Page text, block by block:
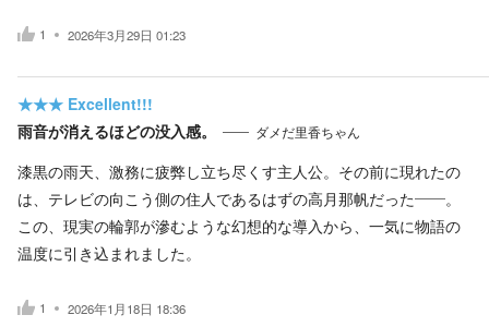
1 2026年3月29日 01:23
★★★ Excellent!!!
雨音が消えるほどの没入感。
ダメだ里香ちゃん
漆黒の雨天、激務に疲弊し立ち尽くす主人公。その前に現れたの
は、テレビの向こう側の住人であるはずの高月那帆だった――。
この、現実の輪郭が滲むような幻想的な導入から、一気に物語の
温度に引き込まれました。
1 2026年1月18日 18:36